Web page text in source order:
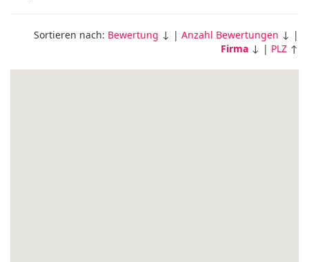
Sortieren nach: Bewertung ↓ | Anzahl Bewertungen ↓ |
Firma ↓ | PLZ ↑